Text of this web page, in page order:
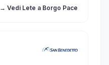
→ Vedi Lete a Borgo Pace